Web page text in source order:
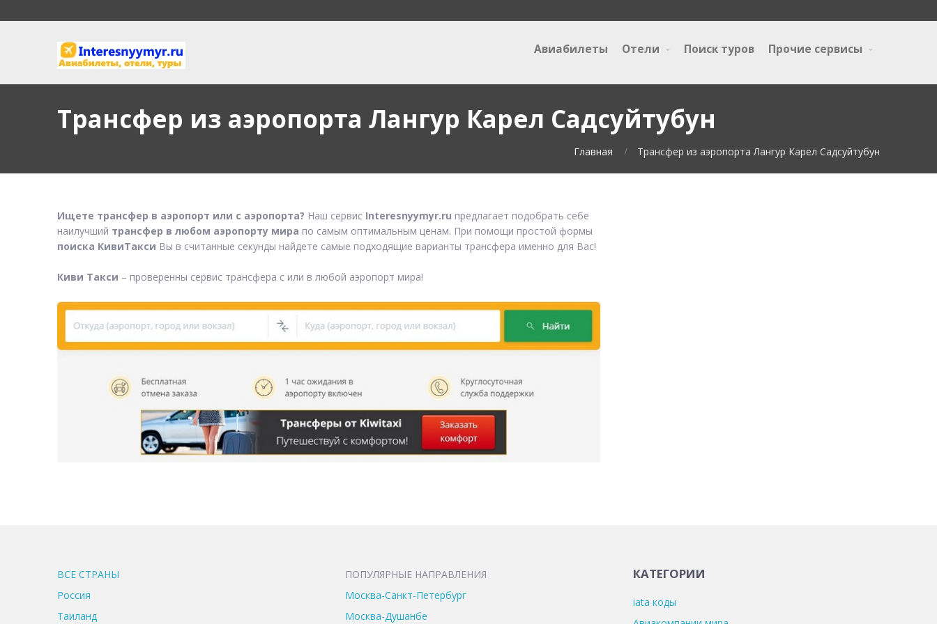
Авиабилеты Отели Поиск туров Прочие сервисы
Трансфер из аэропорта Лангур Карел Садсуйтубун
Главная Трансфер из аэропорта Лангур Карел Садсуйтубун
Ищете трансфер в аэропорт или с аэропорта? Наш сервис Interesnyymyr.ru предлагает подобрать себе
наилучший трансфер в любом аэропорту мира по самым оптимальным ценам. При помощи простой формы
поиска КивиТакси Вы в считанные секунды найдете самые подходящие варианты трансфера именно для Вас!
Киви Такси – проверенны сервис трансфера с или в любой аэропорт мира!
ВСЕ CТРАНЫ
Россия
Таиланд
ПОПУЛЯРНЫЕ НАПРАВЛЕНИЯ
Москва-Санкт-Петербург
Москва-Душанбе
КАТЕГОРИИ
iata коды